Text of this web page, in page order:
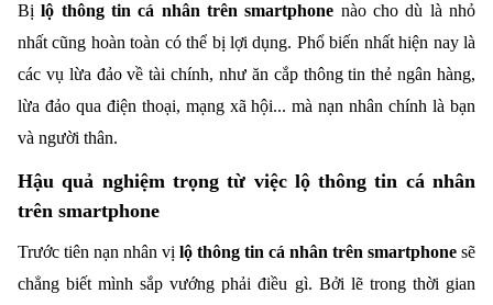
Bịlộ thông tin cá nhân trên smartphone nào cho dù là nhỏ
nhất cũng hoàn toàn có thể bị lợi dụng. Phổ biến nhất hiện nay là
các vụ lừa đảo về tài chính, như ăn cắp thông tin thẻ ngân hàng,
lừa đảo qua điện thoại, mạng xã hội... mà nạn nhân chính là bạn
và người thân.
Hậu quả nghiệm trọng từ việc lộ thông tin cá nhân
trên smartphone
Trước tiên nạn nhân vị lộ thông tin cá nhân trên smartphone sẽ
chẳng biết mình sắp vướng phải điều gì. Bởi lẽ trong thời gian